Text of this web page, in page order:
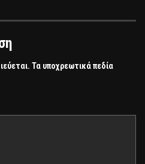
Τα υποχρεωτικά πεδία